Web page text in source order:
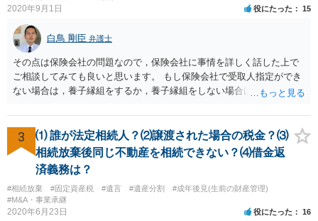
2020年9月1日 役にたった 15
白鳥 剛臣 弁護士
その点は保険会社の問題なので，保険会社に事情を詳しく話した上で
ご相談してみても良いと思います。 もし保険会社で受取人指定ができ
ない場合は，養子縁組をするか，養子縁組をしない場合は遺言で対応
人に指定されていた場合，あなたが先に死亡した後の扱いが異なりま
す。 例えば，あなたの法定相続人が受取人になるのであればお子さん
も対象になってきますが，かんぽなどだと約款上で受取人死亡の場合
の受取人が記載してあったりします。 ですので，かなり詳しい内容を
お聞きしないと，一番ベストな準備は何か適切なアドバイスが難しい
ので，お近くの弁護士に相談された方が良いかもしれません。
3
⑴ 誰が法定相続人？⑵譲渡された場合の税金？⑶
相続放棄後同じ不動産を相続できない？⑷借金返
済義務は？
#相続放棄 #固定資産税 #遺言 #遺産分割
#成年後見(生前の財産管理)
#M&A・事業承継
2020年6月23日 役にたった 16